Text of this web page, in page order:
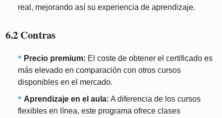
real, mejorando así su experiencia de aprendizaje.
6.2 Contras
Precio premium: El coste de obtener el certificado es
más elevado en comparación con otros cursos
disponibles en el mercado.
Aprendizaje en el aula: A diferencia de los cursos
flexibles en línea, este programa ofrece clases